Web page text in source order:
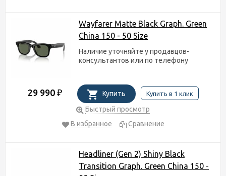
Wayfarer Matte Black Graph. Green
China 150 - 50 Size
Наличие уточняйте у продавцов-
консультантов или по телефону
29 990 ₽ Купить Купить в 1 клик
Быстрый просмотр
В избранное
Сравнение
Headliner (Gen 2) Shiny Black
Transition Graph. Green China 150 -